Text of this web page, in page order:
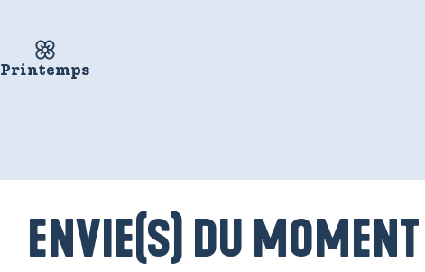
Printemps
ENVIE(S) DU MOMENT